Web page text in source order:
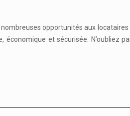
opportunités aux
économique et sécurisée.